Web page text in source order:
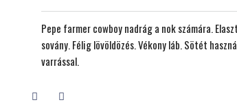
Pepe farmer cowboy nadrág a nok számára.
sovány. Félig lövöldözés. Vékony láb. Sötét
varrással.